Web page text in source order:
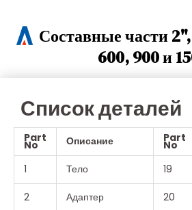
Составные части
600, 900 и
Список деталей
Part
No Описание Part
No
1 Тело 19
2
Адаптер 20